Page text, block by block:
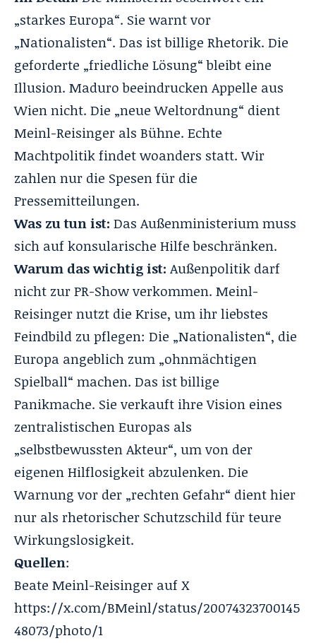
„starkes Europa“. Sie warnt vor
„Nationalisten“. Das ist billige Rhetorik. Die
geforderte „friedliche Lösung“ bleibt eine
Illusion. Maduro beeindrucken Appelle aus
Wien nicht. Die „neue Weltordnung“ dient
Meinl-Reisinger als Bühne. Echte
Machtpolitik findet woanders statt. Wir
zahlen nur die Spesen für die
Pressemitteilungen.
Was zu tun ist: Das Außenministerium muss
sich auf konsularische Hilfe beschränken.
Warum das wichtig ist: Außenpolitik darf
nicht zur PR-Show verkommen. Meinl-
Reisinger nutzt die Krise, um ihr liebstes
Feindbild zu pflegen: Die „Nationalisten“, die
Europa angeblich zum „ohnmächtigen
Spielball“ machen. Das ist billige
Panikmache. Sie verkauft ihre Vision eines
zentralistischen Europas als
„selbstbewussten Akteur“, um von der
eigenen Hilflosigkeit abzulenken. Die
Warnung vor der „rechten Gefahr“ dient hier
nur als rhetorischer Schutzschild für teure
Wirkungslosigkeit.
Quellen:
Beate Meinl-Reisinger auf X
https://x.com/BMeinl/status/20074323700145
48073/photo/1